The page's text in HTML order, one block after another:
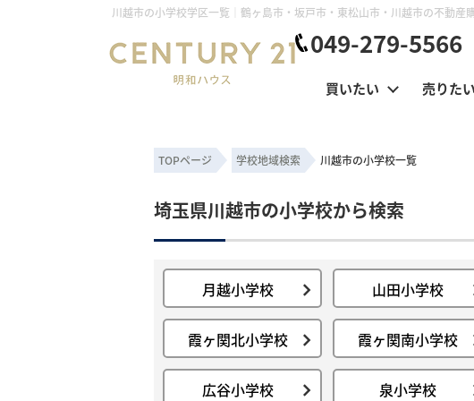
049-279-5566
買いたい 売りたい
TOPページ 学校地域検索 川越市の小学校一覧
埼玉県川越市の小学校から検索
月越小学校 山田小学校
霞ヶ関北小学校 霞ヶ関南小学校
広谷小学校 泉小学校